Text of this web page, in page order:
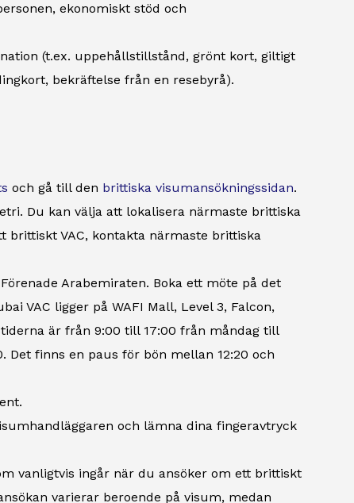
ekonomiskt stöd och
(t.ex. uppehållstillstånd, grönt kort, giltigt
bekräftelse från en resebyrå).
och gå till den brittiska visumansökningssidan.
Du kan välja att lokalisera närmaste brittiska
brittiskt VAC, kontakta närmaste brittiska
Förenade Arabemiraten. Boka ett möte på det
VAC ligger på WAFI Mall, Level 3, Falcon,
är från 9:00 till 17:00 från måndag till
Det finns en paus för bön mellan 12:20 och
och lämna dina fingeravtryck
vanligtvis ingår när du ansöker om ett brittiskt
varierar beroende på visum, medan